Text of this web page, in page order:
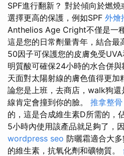
SPF進行翻新？ 對於傾向於燃
選擇更高的保護，例如SPF 外燴
Anthelios Age Cright不僅是一
這是您的日常劑量青年，結合最
50因子可保護您的皮膚免受
明質酸可確保24小時的水合併與
天面對太陽射線的膚色值得更加
論您是上班，去商店，walk狗
線肯定會撞到你的臉。 推拿整骨
的，這是合成維生素D所需的，
5小時內使用該產品就足夠了，
wordpress seo 防曬霜適合大
的維生素，抗氧化劑和礦物質。